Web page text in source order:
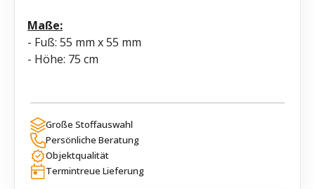
Maße:
- Fuß: 55 mm x 55 mm
- Höhe: 75 cm
Große Stoffauswahl
Persönliche Beratung
Objektqualität
Termintreue Lieferung